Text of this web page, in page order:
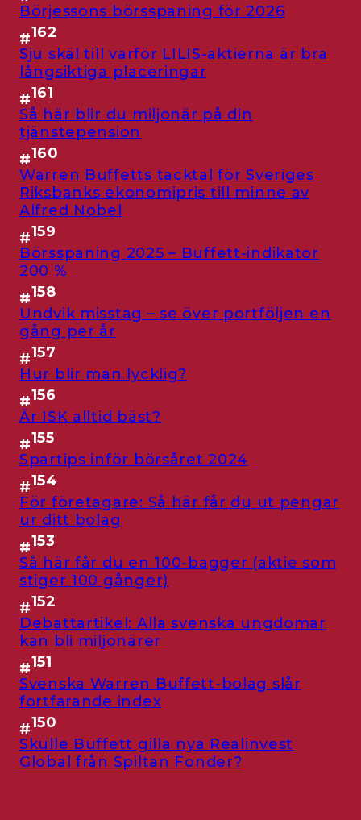
Börjessons börsspaning för 2026
#162
Sju skäl till varför LILIS-aktierna är bra
långsiktiga placeringar
#161
Så här blir du miljonär på din
tjänstepension
#160
Warren Buffetts tacktal för Sveriges
Riksbanks ekonomipris till minne av
Alfred Nobel
#159
Börsspaning 2025 – Buffett-indikator
200 %
#158
Undvik misstag – se över portföljen en
gång per år
#157
Hur blir man lycklig?
#156
Är ISK alltid bäst?
#155
Spartips inför börsåret 2024
#154
För företagare: Så här får du ut pengar
ur ditt bolag
#153
Så här får du en 100-bagger (aktie som
stiger 100 gånger)
#152
Debattartikel: Alla svenska ungdomar
kan bli miljonärer
#151
Svenska Warren Buffett-bolag slår
fortfarande index
#150
Skulle Buffett gilla nya Realinvest
Global från Spiltan Fonder?